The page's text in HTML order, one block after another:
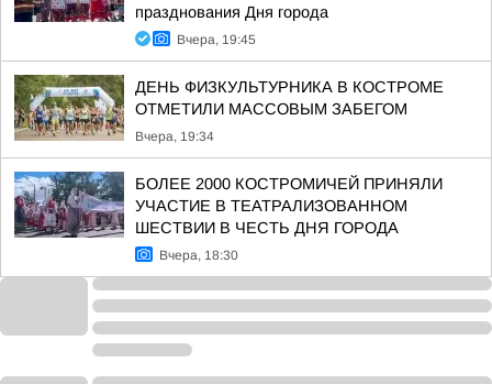
празднования Дня города
Вчера, 19:45
ДЕНЬ ФИЗКУЛЬТУРНИКА В КОСТРОМЕ
ОТМЕТИЛИ МАССОВЫМ ЗАБЕГОМ
Вчера, 19:34
БОЛЕЕ 2000 КОСТРОМИЧЕЙ ПРИНЯЛИ
УЧАСТИЕ В ТЕАТРАЛИЗОВАННОМ
ШЕСТВИИ В ЧЕСТЬ ДНЯ ГОРОДА
Вчера, 18:30